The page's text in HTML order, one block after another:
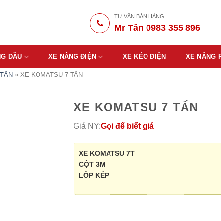
TƯ VẤN BÁN HÀNG
Mr Tân 0983 355 896
DẦU XE NÂNG ĐIỆN XE KÉO ĐIỆN XE NÂNG
» XE KOMATSU 7 TẤN
XE KOMATSU 7 TẤN
Giá NY:Gọi để biết giá
XE KOMATSU 7T
CỘT 3M
LỐP KÉP